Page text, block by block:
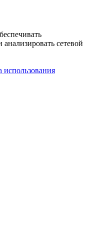
сетевой
использования